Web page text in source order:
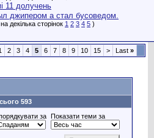
джипером а стал бусоведом.
1 2 3 4 5 )
2 3 4 5 6 7 8 9 10 15 > Last »
593
за Показати теми за